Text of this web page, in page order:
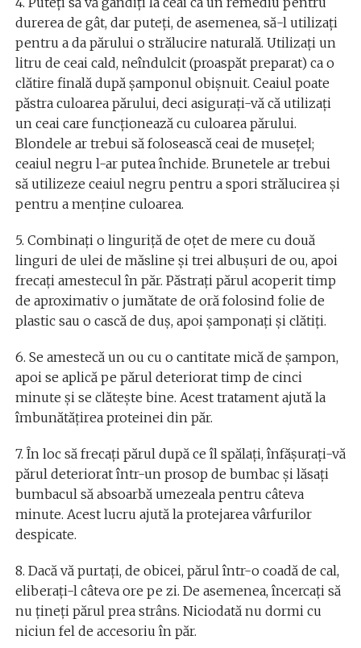
durerea de gât, dar puteți, de asemenea, să-l utilizați
pentru a da părului o strălucire naturală. Utilizați un
litru de ceai cald, neîndulcit (proaspăt preparat) ca o
clătire finală după șamponul obișnuit. Ceaiul poate
păstra culoarea părului, deci asigurați-vă că utilizați
un ceai care funcționează cu culoarea părului.
Blondele ar trebui să folosească ceai de musețel;
ceaiul negru l-ar putea închide. Brunetele ar trebui
să utilizeze ceaiul negru pentru a spori strălucirea și
pentru a menține culoarea.
5. Combinați o linguriță de oțet de mere cu două
linguri de ulei de măsline și trei albușuri de ou, apoi
frecați amestecul în păr. Păstrați părul acoperit timp
de aproximativ o jumătate de oră folosind folie de
plastic sau o cască de duș, apoi șamponați și clătiți.
6. Se amestecă un ou cu o cantitate mică de șampon,
apoi se aplică pe părul deteriorat timp de cinci
minute și se clătește bine. Acest tratament ajută la
îmbunătățirea proteinei din păr.
7. În loc să frecați părul după ce îl spălați, înfășurați-vă
părul deteriorat într-un prosop de bumbac și lăsați
bumbacul să absoarbă umezeala pentru câteva
minute. Acest lucru ajută la protejarea vârfurilor
despicate.
8. Dacă vă purtați, de obicei, părul într-o coadă de cal,
eliberați-l câteva ore pe zi. De asemenea, încercați să
nu țineți părul prea strâns. Niciodată nu dormi cu
niciun fel de accesoriu în păr.